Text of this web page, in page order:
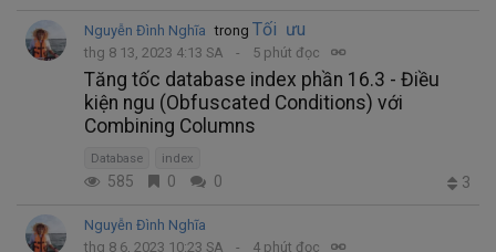
Nguyễn Đình Nghĩa trong Tối ưu
thg 8 13, 2023 4:13 SA 5 phút đọc
Tăng tốc database index phần 16.3 - Điều
kiện ngu (Obfuscated Conditions) với
Combining Columns
Database index
585 0 0 3
Nguyễn Đình Nghĩa
thg 8 6, 2023 10:23 SA
4 phút đọc